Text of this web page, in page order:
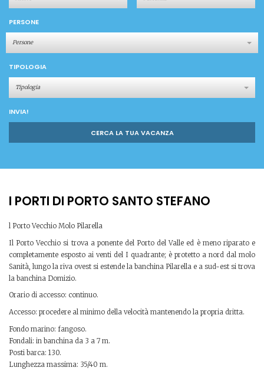
PERSONE
Persone
TIPOLOGIA
Tipologia
INVIA!
CERCA LA TUA VACANZA
I PORTI DI PORTO SANTO STEFANO
l Porto Vecchio Molo Pilarella
Il Porto Vecchio si trova a ponente del Porto del Valle ed è meno riparato e
completamente esposto ai venti del I quadrante; è protetto a nord dal molo
Sanità, lungo la riva ovest si estende la banchina Pilarella e a sud-est si trova
la banchina Domizio.
Orario di accesso: continuo.
Accesso: procedere al minimo della velocità mantenendo la propria dritta.
Fondo marino: fangoso.
Fondali: in banchina da 3 a 7 m.
Posti barca: 130.
Lunghezza massima: 35/40 m.